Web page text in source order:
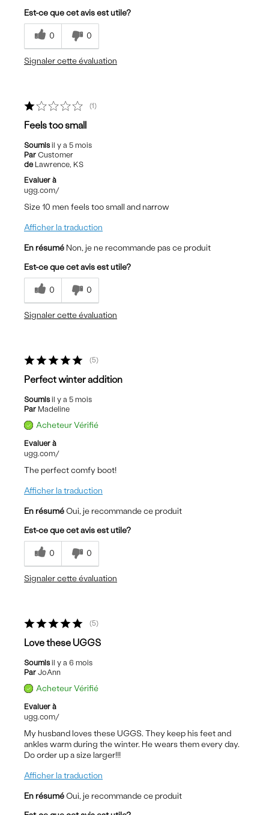
Est-ce que cet avis est utile?
0 0
Signaler cette évaluation
1
Feels too small
Soumisil y a 5 mois
Par Customer
de Lawrence, KS
Evaluer à
ugg.com/
Size 10 men feels too small and narrow
Afficher la traduction
En résumé Non, je ne recommande pas ce produit
Est-ce que cet avis est utile?
0 0
Signaler cette évaluation
5
Perfect winter addition
Soumisil y a 5 mois
Par Madeline
Acheteur Vérifié
Evaluer à
ugg.com/
The perfect comfy boot!
Afficher la traduction
En résumé Oui, je recommande ce produit
Est-ce que cet avis est utile?
0 0
Signaler cette évaluation
5
Love these UGGS
Soumisil y a 6 mois
Par JoAnn
Acheteur Vérifié
Evaluer à
ugg.com/
My husband loves these UGGS. They keep his feet and
ankles warm during the winter. He wears them every day.
Do order up a size larger!!!
Afficher la traduction
En résumé Oui, je recommande ce produit